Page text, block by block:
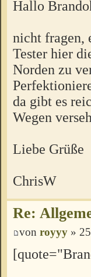
Hallo
nicht fragen,
Tester hier
Norden zu
da gibt es
Wegen
Liebe Grüße
ChrisW
Re:
von royyy »